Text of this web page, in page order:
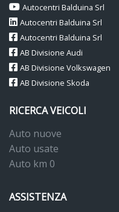
Autocentri Balduina Srl
Autocentri Balduina Srl
Autocentri Balduina Srl
AB Divisione Audi
AB Divisione Volkswagen
AB Divisione Skoda
RICERCA VEICOLI
Auto nuove
Auto usate
Auto km 0
ASSISTENZA